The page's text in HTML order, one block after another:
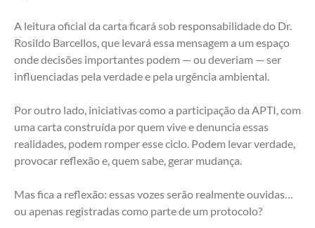
A leitura oficial da carta ficará sob responsabilidade do Dr.
Rosildo Barcellos, que levará essa mensagem a um espaço
onde decisões importantes podem — ou deveriam — ser
influenciadas pela verdade e pela urgência ambiental.
Por outro lado, iniciativas como a participação da APTI, com
uma carta construída por quem vive e denuncia essas
realidades, podem romper esse ciclo. Podem levar verdade,
provocar reflexão e, quem sabe, gerar mudança.
Mas fica a reflexão: essas vozes serão realmente ouvidas…
ou apenas registradas como parte de um protocolo?